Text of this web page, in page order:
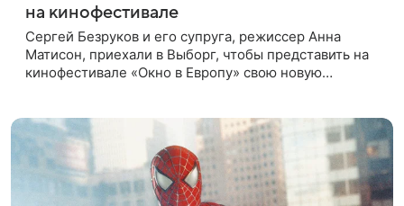
на кинофестивале
Сергей Безруков и его супруга, режиссер Анна
Матисон, приехали в Выборг, чтобы представить на
кинофестивале «Окно в Европу» свою новую